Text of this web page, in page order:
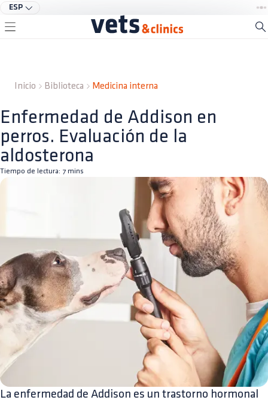
ESP
Inicio Biblioteca Medicina interna
Enfermedad de Addison en
perros. Evaluación de la
aldosterona
Tiempo de lectura: 7 mins
La enfermedad de Addison es un trastorno hormonal